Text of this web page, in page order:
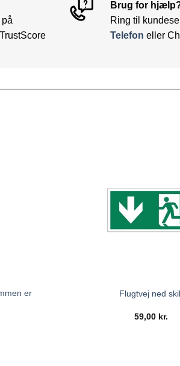
Brug for
Ring til
Telefon eller
er
Flugtvej ned
59,00 kr.